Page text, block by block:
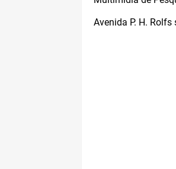
Avenida P. H.